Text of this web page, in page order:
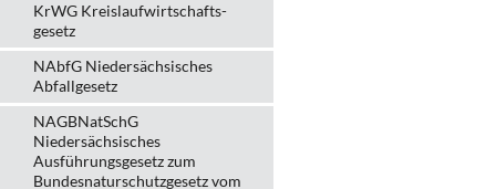
KrWG Kreislaufwirtschafts­
gesetz
NAbfG Niedersächsisches
Abfallgesetz
NAGBNatSchG
Niedersächsisches
Ausführungsgesetz zum
Bundesnaturschutzgesetz vom